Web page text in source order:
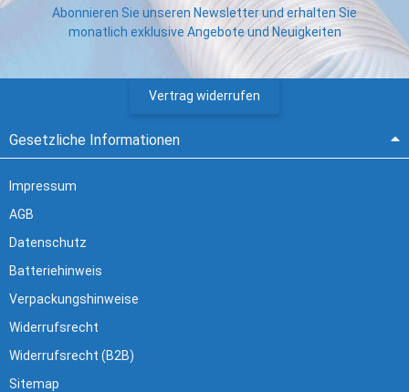
Abonnieren Sie unseren Newsletter und erhalten Sie
monatlich exklusive Angebote und Neuigkeiten
Vertrag widerrufen
Gesetzliche Informationen
Impressum
AGB
Datenschutz
Batteriehinweis
Verpackungshinweise
Widerrufsrecht
Widerrufsrecht (B2B)
Sitemap